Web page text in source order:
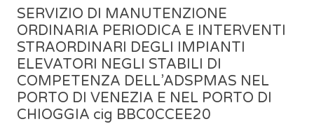
SERVIZIO DI MANUTENZIONE
ORDINARIA PERIODICA E INTERVENTI
STRAORDINARI DEGLI IMPIANTI
ELEVATORI NEGLI STABILI DI
COMPETENZA DELL’ADSPMAS NEL
PORTO DI VENEZIA E NEL PORTO DI
CHIOGGIA cig BBC0CCEE20